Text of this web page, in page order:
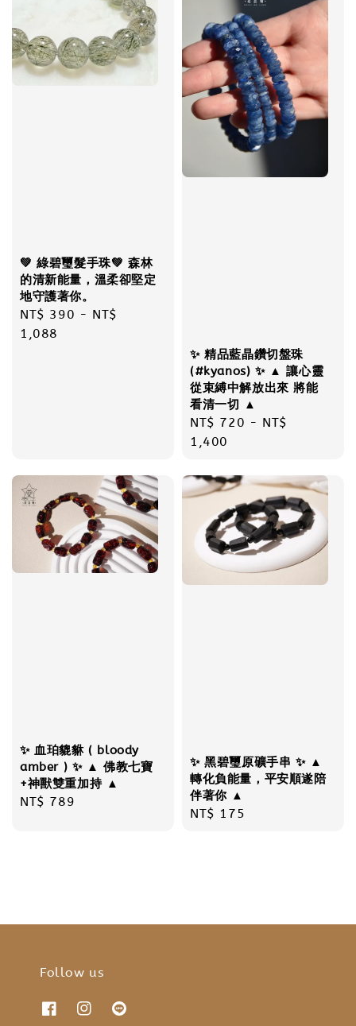
💚 綠碧璽髮手珠💚 森林
的清新能量，溫柔卻堅定
地守護著你。
Regular
price
NT$ 390 - NT$
1,088
✨ 精品藍晶鑽切盤珠
(#kyanos) ✨ ▲ 讓心靈
從束縛中解放出來 將能
看清一切 ▲
Regular
price
NT$ 720 - NT$
1,400
✨ 血珀貔貅 ( bloody
amber ) ✨ ▲ 佛教七寶
+神獸雙重加持 ▲
Regular
NT$ 789
✨ 黑碧璽原礦手串 ✨ ▲
轉化負能量，平安順遂陪
伴著你 ▲
Regular
NT$ 175
Follow us